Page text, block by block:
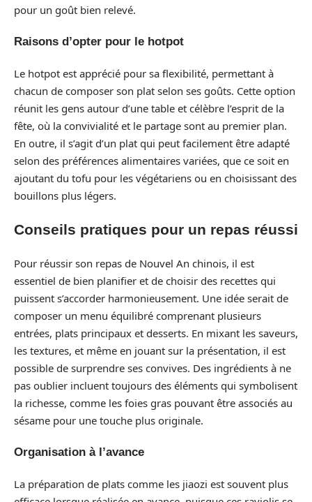
pour un goût bien relevé.
Raisons d’opter pour le hotpot
Le hotpot est apprécié pour sa flexibilité, permettant à
chacun de composer son plat selon ses goûts. Cette option
réunit les gens autour d’une table et célèbre l’esprit de la
fête, où la convivialité et le partage sont au premier plan.
En outre, il s’agit d’un plat qui peut facilement être adapté
selon des préférences alimentaires variées, que ce soit en
ajoutant du tofu pour les végétariens ou en choisissant des
bouillons plus légers.
Conseils pratiques pour un repas réussi
Pour réussir son repas de Nouvel An chinois, il est
essentiel de bien planifier et de choisir des recettes qui
puissent s’accorder harmonieusement. Une idée serait de
composer un menu équilibré comprenant plusieurs
entrées, plats principaux et desserts. En mixant les saveurs,
les textures, et même en jouant sur la présentation, il est
possible de surprendre ses convives. Des ingrédients à ne
pas oublier incluent toujours des éléments qui symbolisent
la richesse, comme les foies gras pouvant être associés au
sésame pour une touche plus originale.
Organisation à l’avance
La préparation de plats comme les jiaozi est souvent plus